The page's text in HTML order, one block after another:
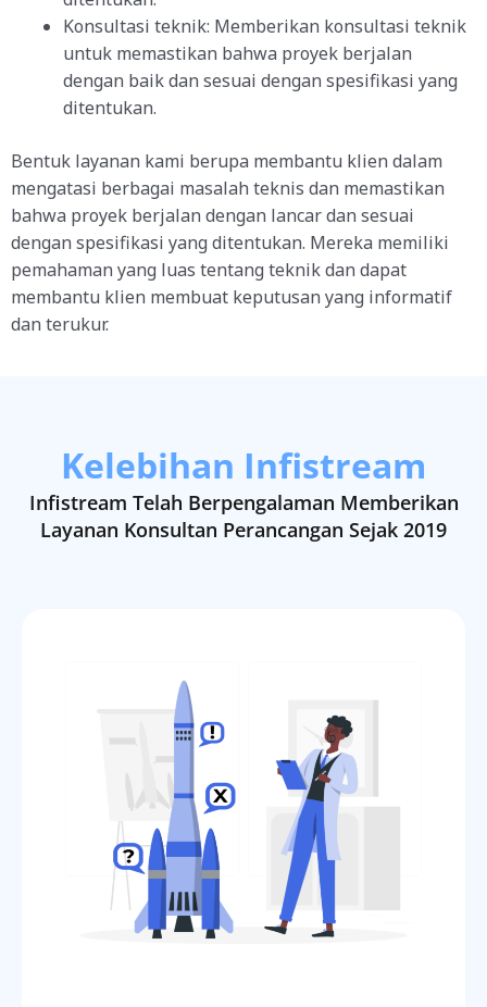
Konsultasi teknik: Memberikan konsultasi teknik
untuk memastikan bahwa proyek berjalan
dengan baik dan sesuai dengan spesifikasi yang
ditentukan.
Bentuk layanan kami berupa membantu klien dalam
mengatasi berbagai masalah teknis dan memastikan
bahwa proyek berjalan dengan lancar dan sesuai
dengan spesifikasi yang ditentukan. Mereka memiliki
pemahaman yang luas tentang teknik dan dapat
membantu klien membuat keputusan yang informatif
dan terukur.
Kelebihan Infistream
Infistream Telah Berpengalaman Memberikan
Layanan Konsultan Perancangan Sejak 2019